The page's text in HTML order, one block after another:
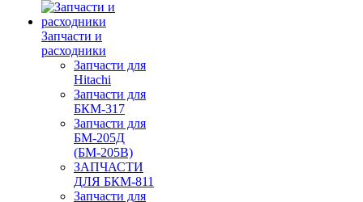
Запчасти и
расходники
Запчасти для
Hitachi
Запчасти для
БКМ-317
Запчасти для
БМ-205Д
(БМ-205В)
ЗАПЧАСТИ
ДЛЯ БКМ-811
Запчасти для